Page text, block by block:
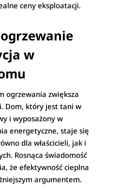
ceny eksploatacji.
w
ogrzewania zwiększa
Dom, który jest tani w
i wyposażony w
energetyczne, staje się
dla właścicieli, jak i
Rosnąca świadomość
że efektywność cieplna
argumentem.